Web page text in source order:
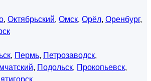
, Октябрьский, Омск, Орёл, Оренбург,
, Пермь, Петрозаводск,
, Подольск, Прокопьевск,